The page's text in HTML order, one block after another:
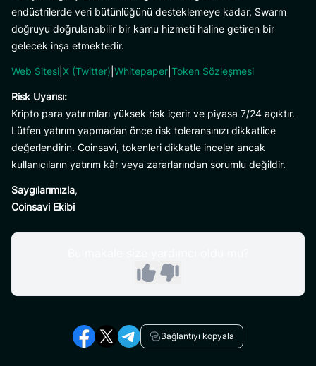
endüstrilerde veri bütünlüğünü desteklemeye kadar, Swarm
doğruyu doğrulanabilir bir kamu hizmeti haline getiren bir
gelecek inşa etmektedir.
Web Sitesi X (Twitter) Whitepaper Token Sözleşmesi
Risk Uyarısı:
Kripto para yatırımları yüksek risk içerir ve piyasa 7/24 açıktır.
Lütfen yatırım yapmadan önce risk toleransınızı dikkatlice
değerlendirin. Coinsavi, tokenleri dikkatle inceler ancak
kullanıcıların yatırım kâr veya zararlarından sorumlu değildir.
Saygılarımızla,
Coinsavi Ekibi
Bağlantıyı kopyala